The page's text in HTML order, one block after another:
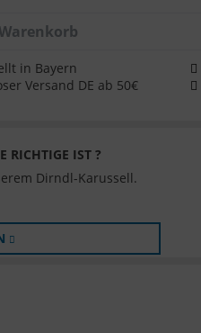
in Bayern
Versand DE ab 50€
RICHTIGE IST ?
Dirndl-Karussell.